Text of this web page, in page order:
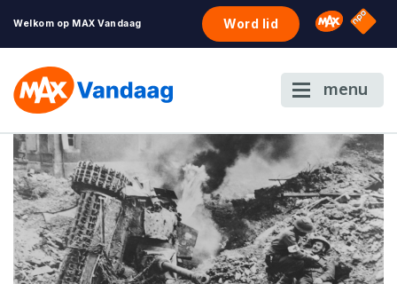
Welkom op MAX Vandaag Word lid Omroep
NPO
menu